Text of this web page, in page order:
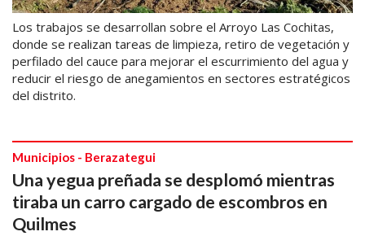
Los trabajos se desarrollan sobre el Arroyo Las Cochitas,
donde se realizan tareas de limpieza, retiro de vegetación y
perfilado del cauce para mejorar el escurrimiento del agua y
reducir el riesgo de anegamientos en sectores estratégicos
del distrito.
Una yegua preñada se desplomó mientras
tiraba un carro cargado de escombros en
Quilmes
Municipios - Berazategui